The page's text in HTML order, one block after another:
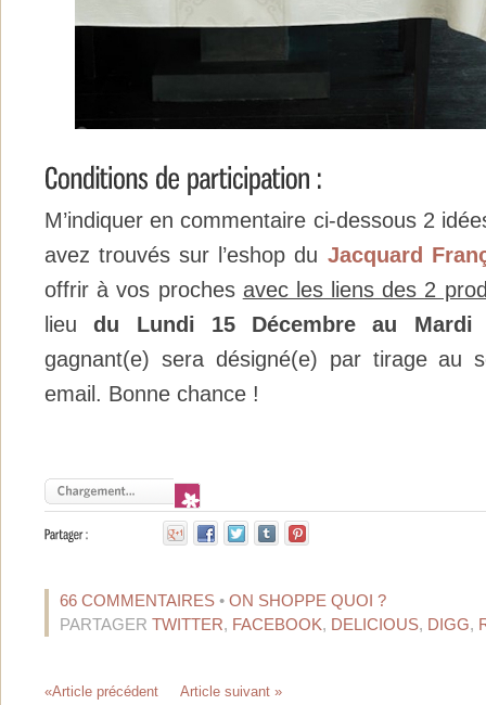
M’indiquer en commentaire ci-dessous 2
avez trouvés sur l’eshop du Jacquard
offrir à vos proches avec les liens des 2
lieudu Lundi 15 Décembreau Mardi
gagnant(e) sera désigné(e) par tirage au
email. Bonne chance !
66 COMMENTAIRES • ON SHOPPE QUOI ?
PARTAGER TWITTER, FACEBOOK, DELICIOUS, DIGG,
«Article précédent Article suivant »